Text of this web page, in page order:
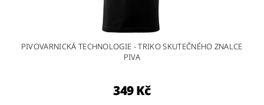
PIVOVARNICKÁ TECHNOLOGIE - TRIKO SKUTEČNÉHO ZNALCE
PIVA
349 Kč